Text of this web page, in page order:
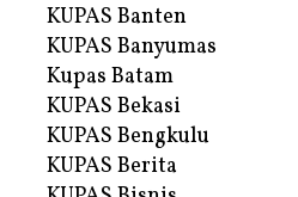
KUPAS Banten
KUPAS Banyumas
Kupas Batam
KUPAS Bekasi
KUPAS Bengkulu
KUPAS Berita